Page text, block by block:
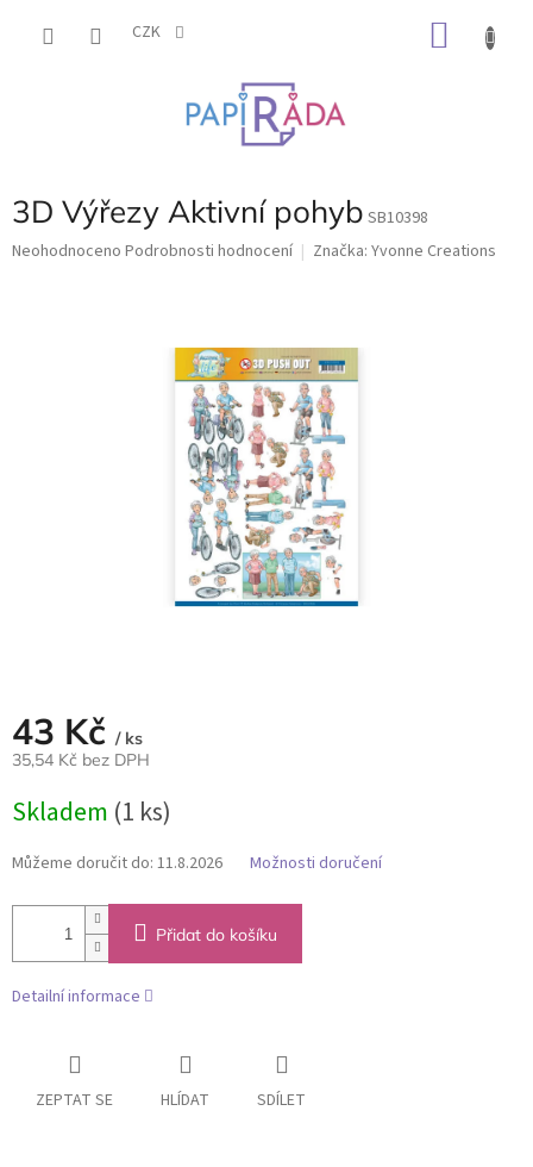
CZK
3D Výřezy Aktivní pohyb SB10398
Průměrné
Neohodnoceno Podrobnosti hodnocení Značka: Yvonne Creations
43 Kč / ks
35,54 Kč bez DPH
cena:
Skladem (1 ks)
Můžeme doručit do: 11.8.2026 Možnosti doručení
Přidat do košíku
Detailní informace
ZEPTAT SE HLÍDAT SDÍLET